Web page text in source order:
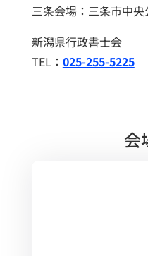
三条会場：三条市中
新潟県行政書士会
TEL： 025-255-5225
会